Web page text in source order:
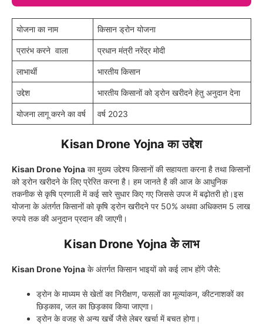
योजना का नाम किसान ड्रोन योजना
प्रारंभ करने वाला प्रधान मंत्री नरेंद्र मोदी
लाभार्थी भारतीय किसान
उद्देश भारतीय किसानों को ड्रोन खरीदने हेतु अनुदान देना
योजना लागू करने का वर्ष वर्ष 2023
Kisan Drone Yojna का उद्देश
Kisan Drone Yojna का मुख्य उद्देश्य किसानों की सहायता करना है तथा किसानों
को ड्रोन खरीदने के लिए प्रेरित करना है। हम जानते है की आज के आधुनिक
तकनीक से कृषि प्रणाली में कई सारे सुधार किए गए जिससे उपज में बढ़ोतरी हो।इस
योजना के अंतर्गत किसानों को कृषि ड्रोन खरीदने पर 50% अथवा अधिकतम 5 लाख
रुपये तक की अनुदान प्रदान की जाएगी।
Kisan Drone Yojna के लाभ
Kisan Drone Yojna के अंतर्गत किसान भाइयों को कई लाभ होंगे जैसे:
ड्रोन के माध्यम से खेतों का निरीक्षण, फसलों का मूल्यांकन, कीटनाशकों का
छिड़काव, जल का छिड़काव किया जाएगा।
ड्रोन के वजह से अन्य खर्चे जैसे लेबर खर्चा में बचत होगा।